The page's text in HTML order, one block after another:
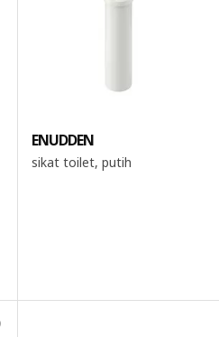
ENUDDEN
sikat toilet, putih